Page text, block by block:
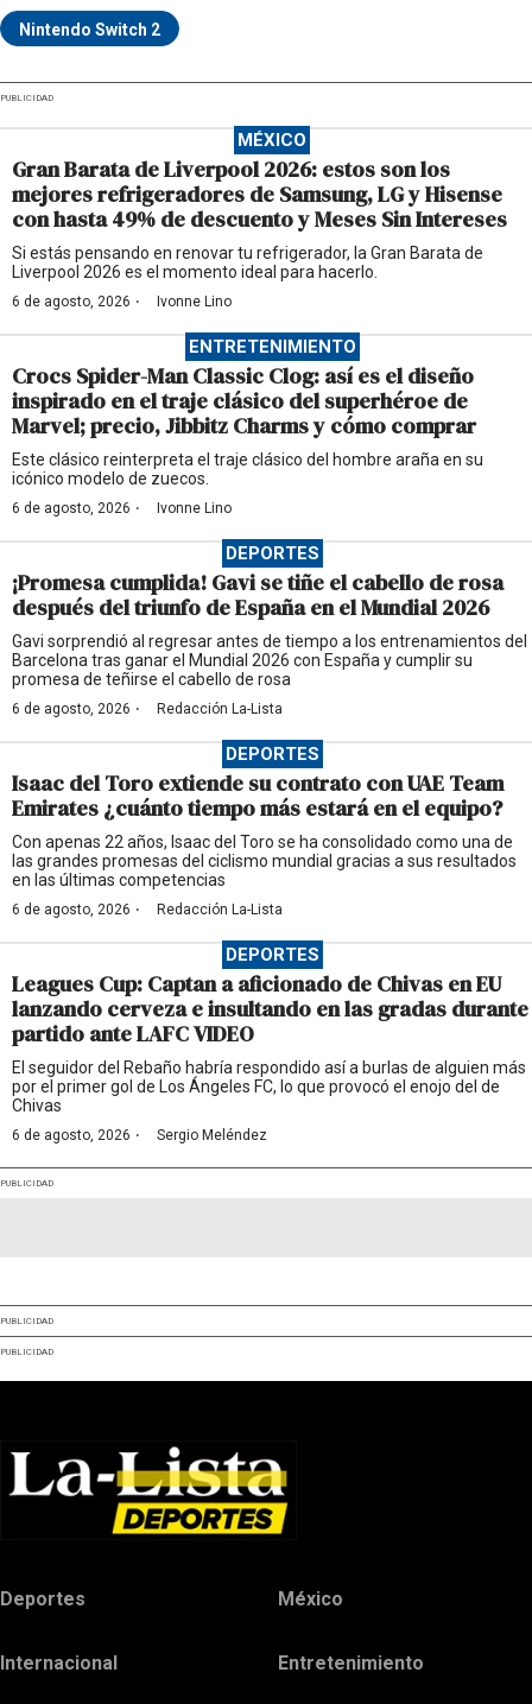
Nintendo Switch 2
PUBLICIDAD
MÉXICO
Gran Barata de Liverpool 2026: estos son los
mejores refrigeradores de Samsung, LG y Hisense
con hasta 49% de descuento y Meses Sin Intereses
Si estás pensando en renovar tu refrigerador, la Gran Barata de
Liverpool 2026 es el momento ideal para hacerlo.
6 de agosto, 2026 · Ivonne Lino
ENTRETENIMIENTO
Crocs Spider-Man Classic Clog: así es el diseño
inspirado en el traje clásico del superhéroe de
Marvel; precio, Jibbitz Charms y cómo comprar
Este clásico reinterpreta el traje clásico del hombre araña en su
icónico modelo de zuecos.
6 de agosto, 2026 · Ivonne Lino
DEPORTES
¡Promesa cumplida! Gavi se tiñe el cabello de rosa
después del triunfo de España en el Mundial 2026
Gavi sorprendió al regresar antes de tiempo a los entrenamientos del
Barcelona tras ganar el Mundial 2026 con España y cumplir su
promesa de teñirse el cabello de rosa
6 de agosto, 2026 · Redacción La-Lista
DEPORTES
Isaac del Toro extiende su contrato con UAE Team
Emirates ¿cuánto tiempo más estará en el equipo?
Con apenas 22 años, Isaac del Toro se ha consolidado como una de
las grandes promesas del ciclismo mundial gracias a sus resultados
en las últimas competencias
6 de agosto, 2026 · Redacción La-Lista
DEPORTES
Leagues Cup: Captan a aficionado de Chivas en EU
lanzando cerveza e insultando en las gradas durante
partido ante LAFC VIDEO
El seguidor del Rebaño habría respondido así a burlas de alguien más
por el primer gol de Los Ángeles FC, lo que provocó el enojo del de
Chivas
6 de agosto, 2026 · Sergio Meléndez
PUBLICIDAD
PUBLICIDAD
PUBLICIDAD
Deportes México
Internacional Entretenimiento